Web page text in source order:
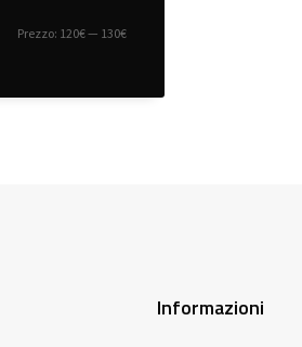
pagina
Prezzo
Prezzo
Prezzo: 120€— 130€
Informazioni